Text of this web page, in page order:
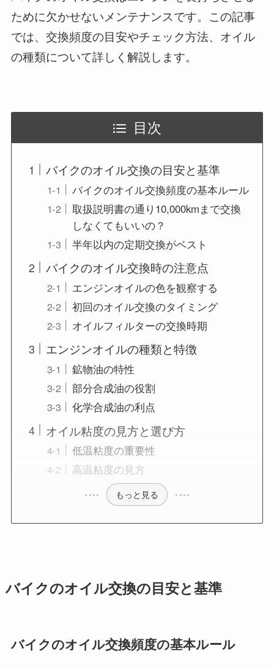
ために欠かせないメンテナンスです。この記事
では、交換頻度の目安やチェック方法、オイル
の種類について詳しく解説します。
目次
バイクのオイル交換の目安と基準
バイクのオイル交換頻度の基本ルール
取扱説明書の通り10,000kmまで交換
しなくてもいいの？
半年以内の定期交換がベスト
バイクのオイル交換時の注意点
エンジンオイルの色を観察する
初回のオイル交換のタイミング
オイルフィルターの交換時期
エンジンオイルの種類と特徴
鉱物油の特性
部分合成油の役割
化学合成油の利点
オイル粘度の見方と選び方
低温粘度の重要性
高温粘度の見方
もっと見る
バイクのオイル交換の目安と基準
バイクのオイル交換頻度の基本ルール